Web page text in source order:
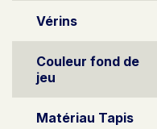
Vérins
Couleur fond de
jeu
Matériau Tapis